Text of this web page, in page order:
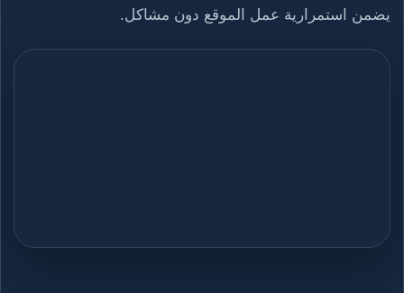
يضمن استمرارية عمل الموقع دون مشاكل.